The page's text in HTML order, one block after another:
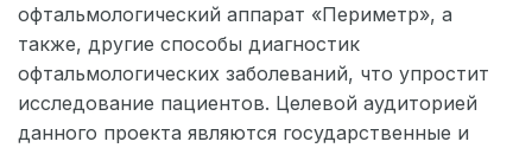
офтальмологический аппарат «Периметр», а
также, другие способы диагностик
офтальмологических заболеваний, что упростит
исследование пациентов. Целевой аудиторией
данного проекта являются государственные и